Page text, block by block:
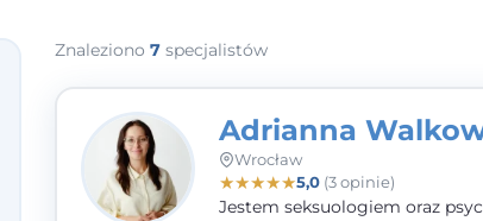
Znaleziono 7 specjalistów
Adrianna
Wrocław
★★★★★5,0(3 opinie)
Jestem seksuologiem oraz